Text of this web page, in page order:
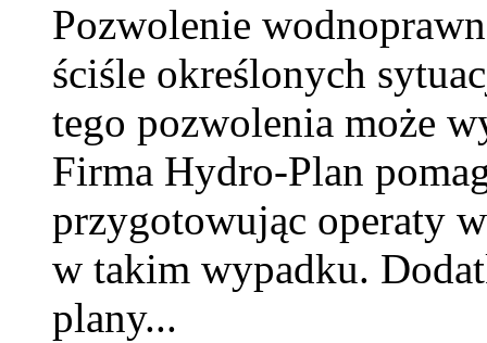
Pozwolenie
ściśle określonych
tego pozwolenia może
Firma Hydro-Plan
przygotowując operaty
w takim wypadku.
plany...